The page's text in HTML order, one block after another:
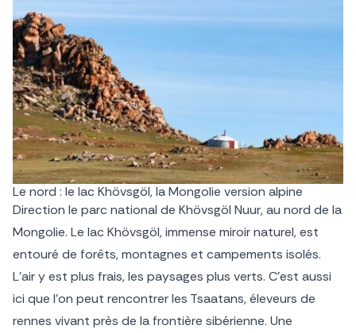
Le nord : le lac Khövsgöl, la Mongolie version alpine
Direction le parc national de Khövsgöl Nuur, au nord de la
Mongolie. Le lac Khövsgöl, immense miroir naturel, est
entouré de forêts, montagnes et campements isolés.
L’air y est plus frais, les paysages plus verts. C’est aussi
ici que l’on peut rencontrer les Tsaatans, éleveurs de
rennes vivant près de la frontière sibérienne. Une